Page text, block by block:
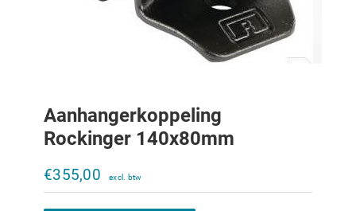
Aanhangerkoppeling
Rockinger 140x80mm
€355,00
Verstelbare trekbek Ladder 633-933
€500,00